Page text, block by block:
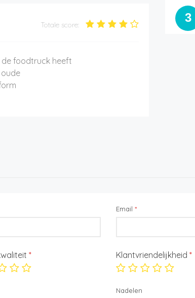
Totale score:
foodtruck heeft
3
Email *
* Klantvriendelijkheid *
Nadelen